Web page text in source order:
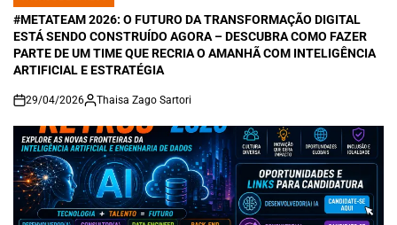
IN
#METATEAM 2026: O FUTURO DA TRANSFORMAÇÃO DIGITAL
ESTÁ SENDO CONSTRUÍDO AGORA – DESCUBRA COMO FAZER
PARTE DE UM TIME QUE RECRIA O AMANHÃ COM INTELIGÊNCIA
ARTIFICIAL E ESTRATÉGIA
on
29/04/2026 Thaisa Zago Sartori